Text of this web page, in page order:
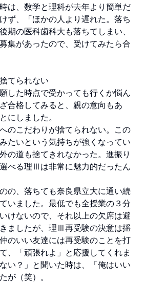
は、数学と理科が去年より簡単だ
ず、「ほかの人より遅れた。落ち
期の医科歯科大も落ちてしまい、
集があったので、受けてみたら合
てられない
した時点で受かっても行くか悩ん
合格してみると、親の意向もあ
にしました。
のこだわりが捨てられない。この
たいという気持ちが強くなってい
の道も捨てきれなかった。進振り
べる理Ⅲは非常に魅力的だったん
の、落ちても奈良県立大に通い続
いました。最低でも全授業の３分
けないので、それ以上の欠席は避
ましたが、理Ⅲ再受験の決意は揺
のいい友達には再受験のことを打
、「頑張れよ」と応援してくれま
い？」と聞いた時は、「俺はいい
が（笑）。